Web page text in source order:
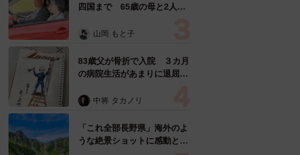
四国まで 65歳の母と2人で
憩まで分刻み… 「大学生で
山岡 もと子
83歳父が骨折で入院 ３カ月
の病院生活があまりに退屈で
い！」→スケッチブックを見
すよ…」
中将 タカノリ
「これ全部長野県」海外のよ
うな絶景ショットに感動と反